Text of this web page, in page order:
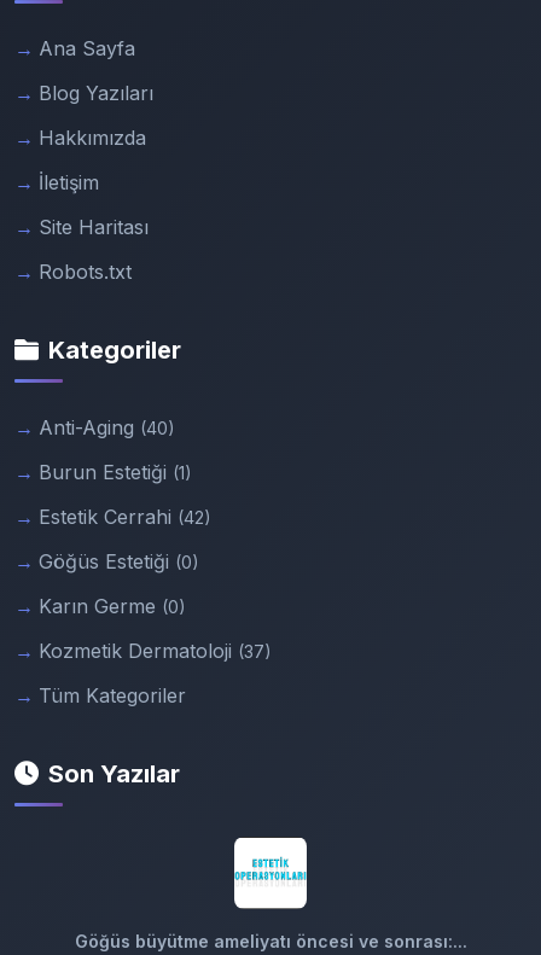
Ana Sayfa
Blog Yazıları
Hakkımızda
İletişim
Site Haritası
Robots.txt
Kategoriler
Anti-Aging (40)
Burun Estetiği (1)
Estetik Cerrahi (42)
Göğüs Estetiği (0)
Karın Germe (0)
Kozmetik Dermatoloji (37)
Tüm Kategoriler
Son Yazılar
Göğüs büyütme ameliyatı öncesi ve sonrası:...